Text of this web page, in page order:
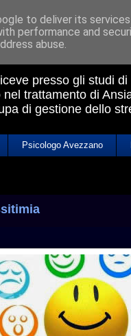
presso gli studi
trattamento di
di gestione dello
Psicologo Avezzano
to deliver its
performance and
abuse.